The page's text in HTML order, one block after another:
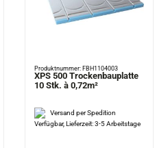
Produktnummer: FBH1104003
XPS 500 Trockenbauplatte
10 Stk. à 0,72m²
Versand per Spedition
Verfügbar, Lieferzeit: 3-5 Arbeitstage